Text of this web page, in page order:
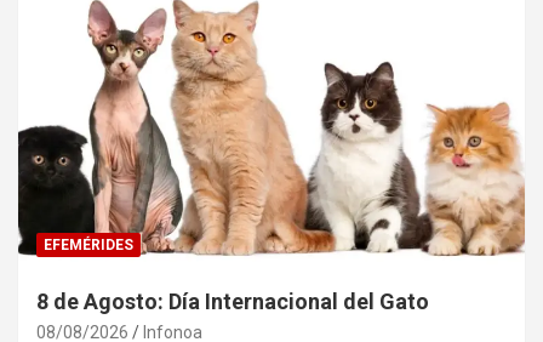
EFEMÉRIDES
8 de Agosto: Día Internacional del Gato
08/08/2026 Infonoa